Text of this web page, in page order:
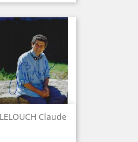
LELOUCH Claude